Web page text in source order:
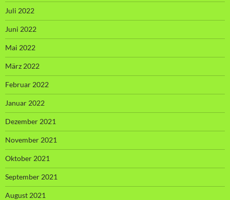
Juli 2022
Juni 2022
Mai 2022
März 2022
Februar 2022
Januar 2022
Dezember 2021
November 2021
Oktober 2021
September 2021
August 2021